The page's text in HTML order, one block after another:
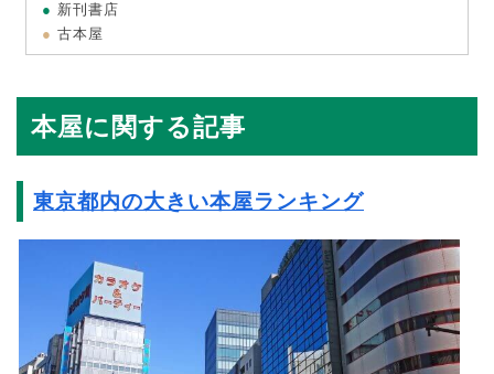
新刊書店
古本屋
本屋に関する記事
東京都内の大きい本屋ランキング